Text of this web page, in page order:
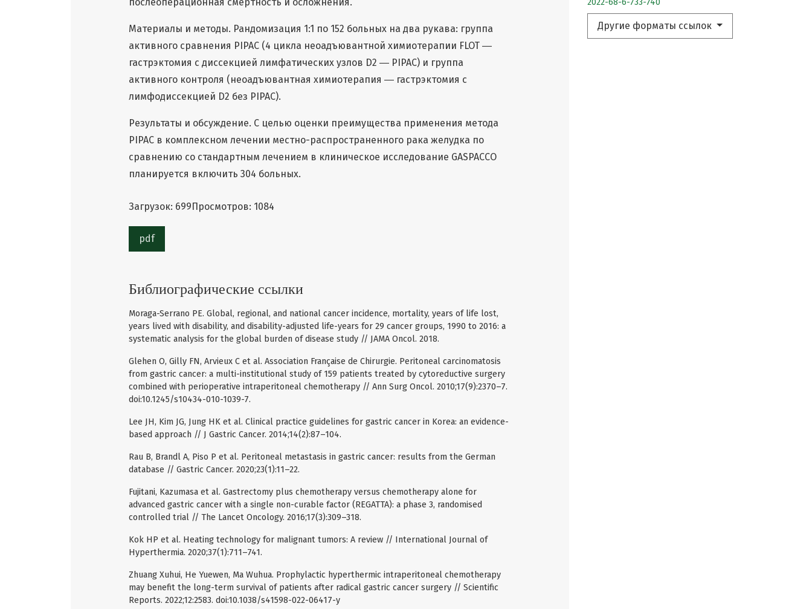
Другие форматы ссылок
Материалы и методы. Рандомизация 1:1 по 152 больных на два рукава: группа
активного сравнения PIPAC (4 цикла неоадъювантной химиотерапии FLOT ―
гастрэктомия с диссекцией лимфатических узлов D2 ― PIPAC) и группа
активного контроля (неоадъювантная химиотерапия ― гастрэктомия с
лимфодиссекцией D2 без PIPAC).
Результаты и обсуждение. С целью оценки преимущества применения метода
PIPAC в комплексном лечении местно-распространенного рака желудка по
сравнению со стандартным лечением в клиническое исследование GASPACCO
планируется включить 304 больных.
Загрузок: 699Просмотров: 1084
pdf
Библиографические ссылки
Moraga-Serrano PE. Global, regional, and national cancer incidence, mortality, years of life lost,
years lived with disability, and disability-adjusted life-years for 29 cancer groups, 1990 to 2016: a
systematic analysis for the global burden of disease study // JAMA Oncol. 2018.
Glehen O, Gilly FN, Arvieux C et al. Association Française de Chirurgie. Peritoneal carcinomatosis
from gastric cancer: a multi-institutional study of 159 patients treated by cytoreductive surgery
combined with perioperative intraperitoneal chemotherapy // Ann Surg Oncol. 2010;17(9):2370–7.
doi:10.1245/s10434-010-1039-7.
Lee JH, Kim JG, Jung HK et al. Clinical practice guidelines for gastric cancer in Korea: an evidence-
based approach // J Gastric Cancer. 2014;14(2):87–104.
Rau B, Brandl A, Piso P et al. Peritoneal metastasis in gastric cancer: results from the German
database // Gastric Cancer. 2020;23(1):11–22.
Fujitani, Kazumasa et al. Gastrectomy plus chemotherapy versus chemotherapy alone for
advanced gastric cancer with a single non-curable factor (REGATTA): a phase 3, randomised
controlled trial // The Lancet Oncology. 2016;17(3):309–318.
Kok HP et al. Heating technology for malignant tumors: A review // International Journal of
Hyperthermia. 2020;37(1):711–741.
Zhuang Xuhui, He Yuewen, Ma Wuhua. Prophylactic hyperthermic intraperitoneal chemotherapy
may benefit the long-term survival of patients after radical gastric cancer surgery // Scientific
Reports. 2022;12:2583. doi:10.1038/s41598-022-06417-y